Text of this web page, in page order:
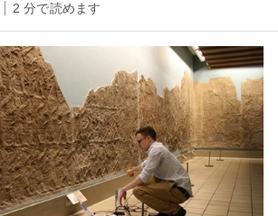
2 分で読めます